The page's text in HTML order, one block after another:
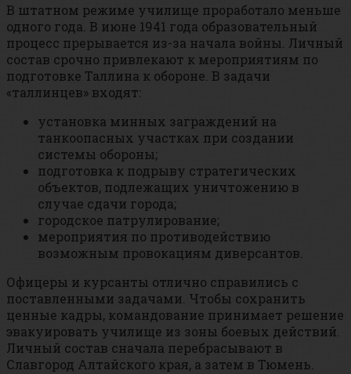
В штатном режиме училище проработало меньше
одного года. В июне 1941 года образовательный
процесс прерывается из-за начала войны. Личный
состав срочно привлекают к мероприятиям по
подготовке Таллина к обороне. В задачи
«таллинцев» входят:
установка минных заграждений на
танкоопасных участках при создании
системы обороны;
подготовка к подрыву стратегических
объектов, подлежащих уничтожению в
случае сдачи города;
городское патрулирование;
мероприятия по противодействию
возможным провокациям диверсантов.
Офицеры и курсанты отлично справились с
поставленными задачами. Чтобы сохранить
ценные кадры, командование принимает решение
эвакуировать училище из зоны боевых действий.
Личный состав сначала перебрасывают в
Славгород Алтайского края, а затем в Тюмень.